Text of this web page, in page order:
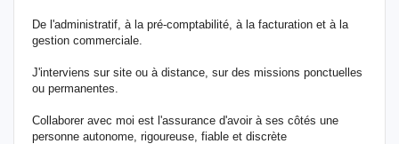
De l'administratif, à la pré-comptabilité, à la facturation et à la
gestion commerciale.
J'interviens sur site ou à distance, sur des missions ponctuelles
ou permanentes.
Collaborer avec moi est l'assurance d'avoir à ses côtés une
personne autonome, rigoureuse, fiable et discrète